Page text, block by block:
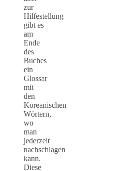
zur
Hilfestellung
gibt es
am
Ende
des
Buches
ein
Glossar
mit
den
Koreanischen
Wörtern,
wo
man
jederzeit
nachschlagen
kann.
Diese